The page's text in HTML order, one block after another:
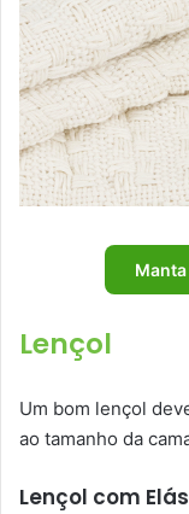
Lençol
Um bom lençol
ao tamanho da
Lençol com